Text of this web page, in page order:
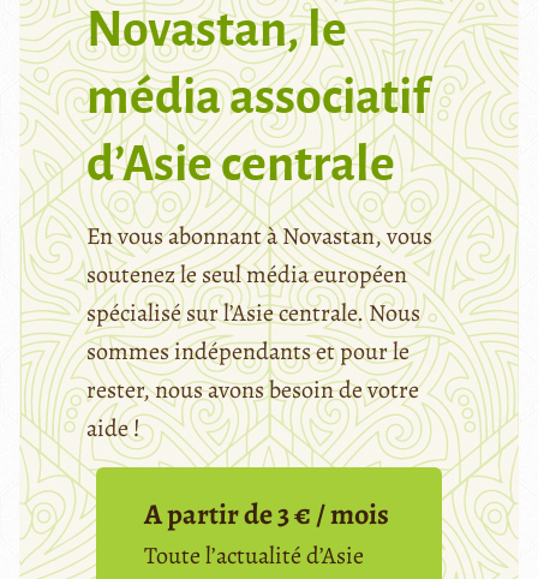
Novastan, le
média associatif
d’Asie centrale
En vous abonnant à Novastan, vous
soutenez le seul média européen
spécialisé sur l’Asie centrale. Nous
sommes indépendants et pour le
rester, nous avons besoin de votre
aide !
A partir de 3 € / mois
Toute l’actualité d’Asie